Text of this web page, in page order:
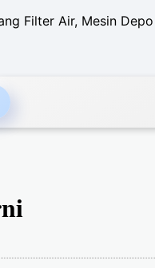
Filter Air, Mesin